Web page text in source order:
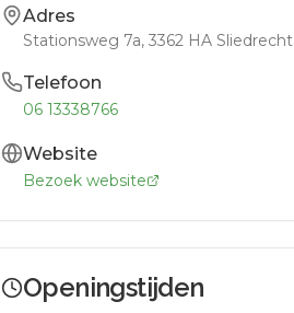
Adres
Stationsweg 7a, 3362 HA Sliedrecht
Telefoon
06 13338766
Website
Bezoek website
Openingstijden